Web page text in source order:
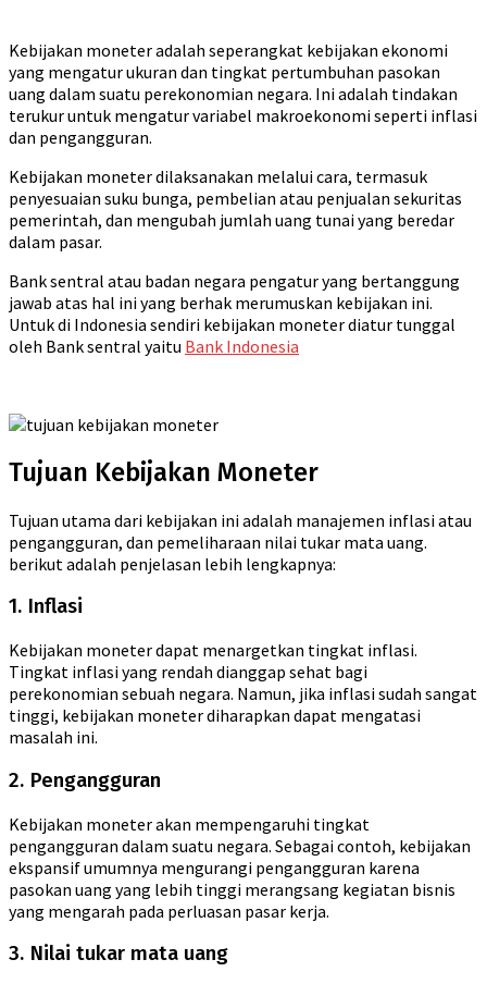
Kebijakan moneter adalah seperangkat kebijakan ekonomi
yang mengatur ukuran dan tingkat pertumbuhan pasokan
uang dalam suatu perekonomian negara. Ini adalah tindakan
terukur untuk mengatur variabel makroekonomi seperti inflasi
dan pengangguran.
Kebijakan moneter dilaksanakan melalui cara, termasuk
penyesuaian suku bunga, pembelian atau penjualan sekuritas
pemerintah, dan mengubah jumlah uang tunai yang beredar
dalam pasar.
Bank sentral atau badan negara pengatur yang bertanggung
jawab atas hal ini yang berhak merumuskan kebijakan ini.
Untuk di Indonesia sendiri kebijakan moneter diatur tunggal
oleh Bank sentral yaitu Bank Indonesia
Tujuan Kebijakan Moneter
Tujuan utama dari kebijakan ini adalah manajemen inflasi atau
pengangguran, dan pemeliharaan nilai tukar mata uang.
berikut adalah penjelasan lebih lengkapnya:
1. Inflasi
Kebijakan moneter dapat menargetkan tingkat inflasi.
Tingkat inflasi yang rendah dianggap sehat bagi
perekonomian sebuah negara. Namun, jika inflasi sudah sangat
tinggi, kebijakan moneter diharapkan dapat mengatasi
masalah ini.
2. Pengangguran
Kebijakan moneter akan mempengaruhi tingkat
pengangguran dalam suatu negara. Sebagai contoh, kebijakan
ekspansif umumnya mengurangi pengangguran karena
pasokan uang yang lebih tinggi merangsang kegiatan bisnis
yang mengarah pada perluasan pasar kerja.
3. Nilai tukar mata uang